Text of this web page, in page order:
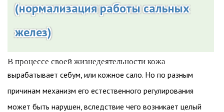
(нормализация работы сальных
желез)
В процессе своей жизнедеятельности кожа
вырабатывает себум, или кожное сало. Но по разным
причинам механизм его естественного регулирования
может быть нарушен, вследствие чего возникает целый